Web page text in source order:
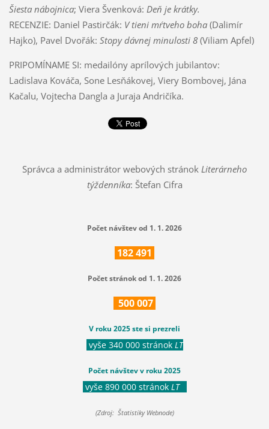
Šiesta nábojnica; Viera Švenková: Deň je krátky.
RECENZIE: Daniel Pastirčák: V tieni mŕtveho boha(Dalimír
Hajko), Pavel Dvořák: Stopy dávnej minulosti 8(Viliam Apfel)
PRIPOMÍNAME SI: medailóny aprílových jubilantov:
Ladislava Kováča, Sone Lesňákovej, Viery Bombovej, Jána
Kačalu, Vojtecha Dangla a Juraja Andričíka.
Správca a administrátor webových stránok Literárneho
týždenníka: Štefan Cifra
Počet návštev od 1. 1. 2026
182491
Počet stránok od 1. 1. 2026
500007
V roku 2025 ste si prezreli
vyše 340 000 stránok LT
Počet návštev v roku 2025
vyše 890 000 stránok LT
(Zdroj: Štatistiky Webnode)